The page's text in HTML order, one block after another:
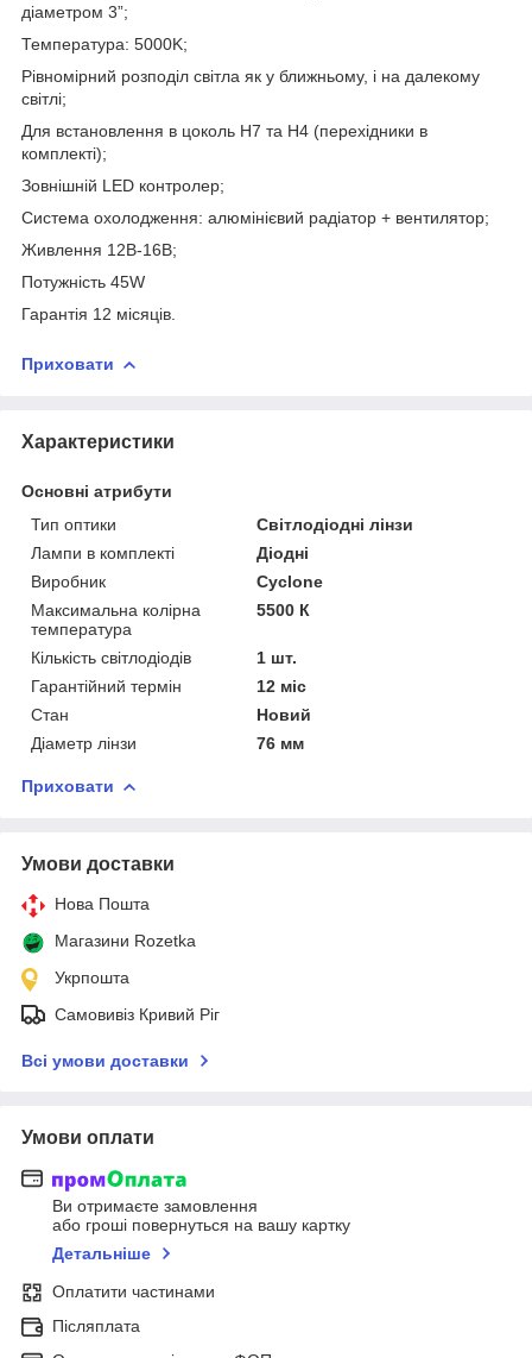
діаметром 3”;
Температура: 5000K;
Рівномірний розподіл світла як у ближньому, і на далекому
світлі;
Для встановлення в цоколь Н7 та Н4 (перехідники в
комплекті);
Зовнішній LED контролер;
Система охолодження: алюмінієвий радіатор + вентилятор;
Живлення 12В-16В;
Потужність 45W
Гарантія 12 місяців.
Приховати
Характеристики
Основні атрибути
Тип оптики
Світлодіодні лінзи
Лампи в комплекті
Діодні
Виробник
Cyclone
Максимальна колірна
температура
5500 К
Кількість світлодіодів
1 шт.
Гарантійний термін
12 міс
Стан
Новий
Діаметр лінзи
76 мм
Приховати
Умови доставки
Нова Пошта
Магазини Rozetka
Укрпошта
Самовивіз Кривий Ріг
Всі умови доставки
Умови оплати
Ви отримаєте замовлення
або гроші повернуться на вашу картку
Детальніше
Оплатити частинами
Післяплата